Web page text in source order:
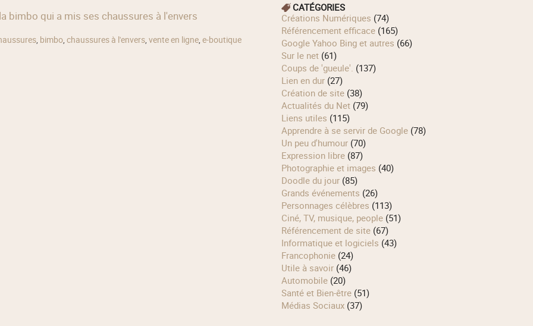
bimbo qui a mis ses chaussures à l'envers
, bimbo, chaussures à l'envers, vente en ligne, e-boutique
CATÉGORIES
Créations Numériques (74)
Référencement efficace(165)
Google Yahoo Bing et autres (66)
Sur le net(61)
Coups de 'gueule'. (137)
Lien en dur(27)
Création de site(38)
Actualités du Net(79)
Liens utiles (115)
Apprendre à se servir de Google(78)
Un peu d'humour(70)
Expression libre(87)
Photographie et images (40)
Doodle du jour(85)
Grands événements (26)
Personnages célèbres (113)
Ciné, TV, musique, people(51)
Référencement de site(67)
Informatique et logiciels (43)
Francophonie(24)
Utile à savoir(46)
Automobile(20)
Santé et Bien-être(51)
Médias Sociaux(37)